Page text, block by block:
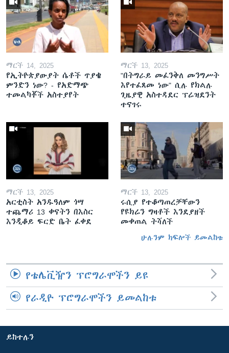
ማርች 14, 2025
የኢትዮጵያውያት ሴቶች ጥያቄ
ምንድን ነው? - የአድማጭ
ተመልካቾች አስተያየት
ማርች 13, 2025
"በትግራይ መፈንቅለ መንግሥት
እየተፈጸመ ነው" ሲሉ የክልሉ
ጊዜያዊ አስተዳደር ፕሬዝደንት
ተናገሩ
ማርች 13, 2025
አርቲስት አንዱዓለም ጎሣ
ተጨማሪ 13 ቀናትን በእስር
እንዲቆይ ፍርድ ቤት ፈቀደ
ማርች 13, 2025
ሩሲያ የተቆጣጠረቻቸውን
የዩክሬን ግዛቶች እንደያዘች
መቀጠል ትሻለች
ሁሉንም ክፍሎች ይመልከቱ
የቴሌቪዥን ፕሮግራሞችን ይዩ
የራዲዮ ፕሮግራሞችን ይመልከቱ
ይከተሉን